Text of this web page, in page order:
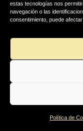
estas tecnologías nos
navegación o las
consentimiento, puede
Política de